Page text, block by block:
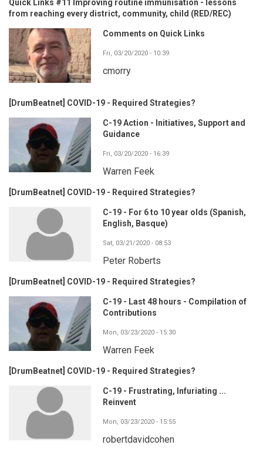
Quick Links #11 Improving routine immunisation - lessons
from reaching every district, community, child (RED/REC)
Comments on Quick Links
Fri, 03/20/2020 - 10:39
cmorry
[DrumBeatnet] COVID-19 - Required Strategies?
C-19 Action - Initiatives, Support and
Guidance
Fri, 03/20/2020 - 16:39
Warren Feek
[DrumBeatnet] COVID-19 - Required Strategies?
C-19 - For 6 to 10 year olds (Spanish,
English, Basque)
Sat, 03/21/2020 - 08:53
Peter Roberts
[DrumBeatnet] COVID-19 - Required Strategies?
C-19 - Last 48 hours - Compilation of
Contributions
Mon, 03/23/2020 - 15:30
Warren Feek
[DrumBeatnet] COVID-19 - Required Strategies?
C-19 - Frustrating, Infuriating ...
Reinvent
Mon, 03/23/2020 - 15:55
robertdavidcohen